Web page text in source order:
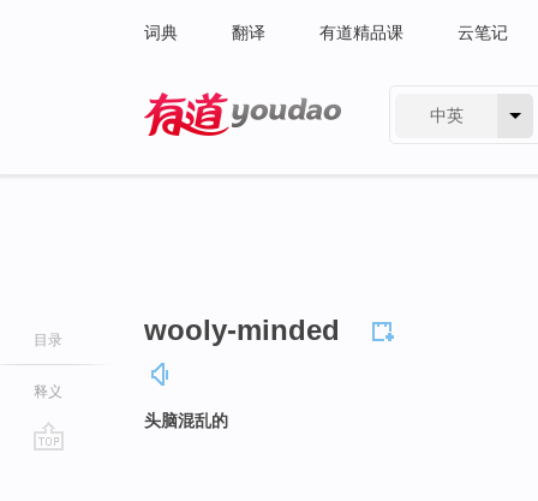
词典 翻译 有道精品课 云笔记
中英
目录
释义
wooly-minded
头脑混乱的